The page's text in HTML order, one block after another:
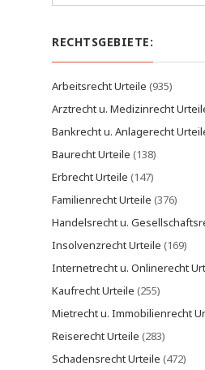
RECHTSGEBIETE:
Arbeitsrecht Urteile (935)
Arztrecht u. Medizinrecht
Bankrecht u. Anlagerecht
Baurecht Urteile (138)
Erbrecht Urteile (147)
Familienrecht Urteile (376)
Handelsrecht u.
Insolvenzrecht Urteile (169)
Internetrecht u. Onlinerecht
Kaufrecht Urteile (255)
Mietrecht u. Immobilienrecht
Reiserecht Urteile (283)
Schadensrecht Urteile (472)